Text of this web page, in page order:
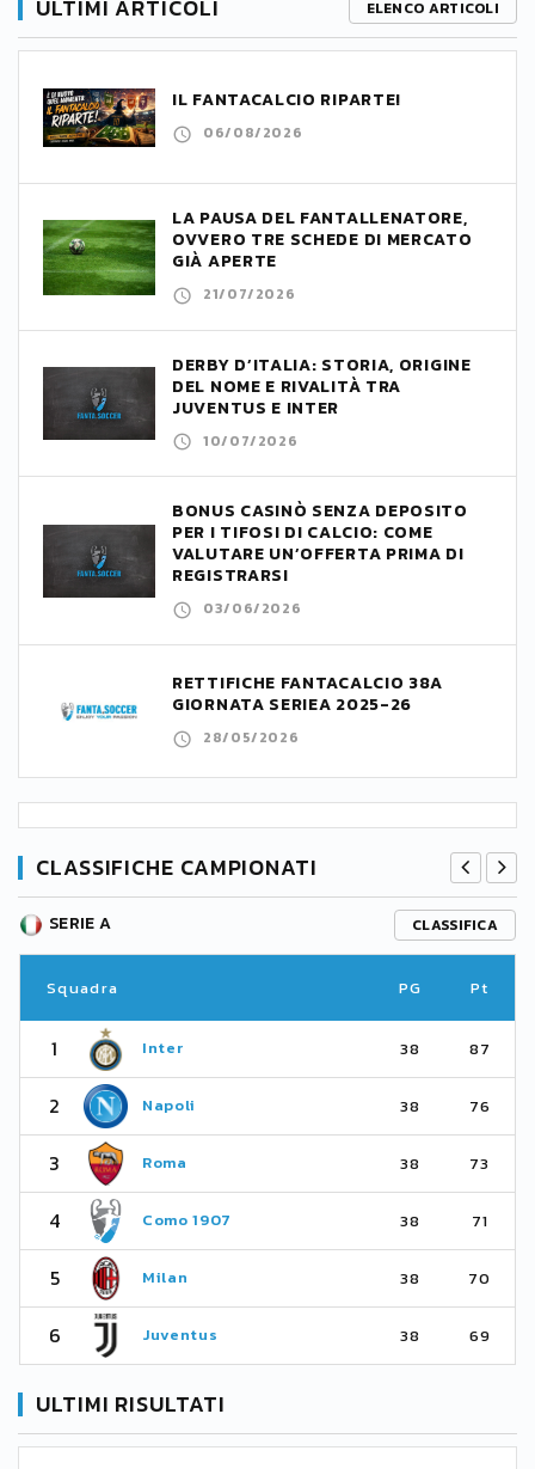
ULTIMI ARTICOLI ELENCO ARTICOLI
IL FANTACALCIO RIPARTE!
06/08/2026
LA PAUSA DEL FANTALLENATORE,
OVVERO TRE SCHEDE DI MERCATO
GIÀ APERTE
21/07/2026
DERBY D’ITALIA: STORIA, ORIGINE
DEL NOME E RIVALITÀ TRA
JUVENTUS E INTER
10/07/2026
BONUS CASINÒ SENZA DEPOSITO
PER I TIFOSI DI CALCIO: COME
VALUTARE UN’OFFERTA PRIMA DI
REGISTRARSI
03/06/2026
RETTIFICHE FANTACALCIO 38A
GIORNATA SERIEA 2025-26
28/05/2026
CLASSIFICHE CAMPIONATI
SERIE A CLASSIFICA
Squadra PG Pt
1 Inter 38 87
2 Napoli 38 76
3 Roma 38 73
4 Como 1907 38 71
5 Milan 38 70
6 Juventus 38 69
ULTIMI RISULTATI